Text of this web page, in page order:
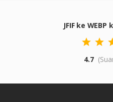
JFIF ke
4.7